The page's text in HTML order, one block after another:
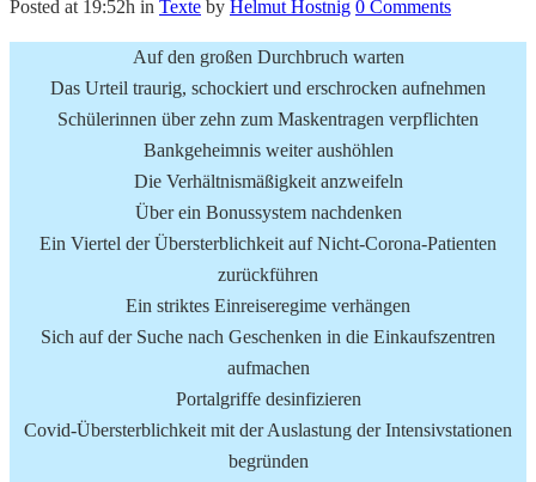
Posted at 19:52h in Texte by Helmut Hostnig 0 Comments
Auf den großen Durchbruch warten
Das Urteil traurig, schockiert und erschrocken aufnehmen
Schülerinnen über zehn zum Maskentragen verpflichten
Bankgeheimnis weiter aushöhlen
Die Verhältnismäßigkeit anzweifeln
Über ein Bonussystem nachdenken
Ein Viertel der Übersterblichkeit auf Nicht-Corona-Patienten
zurückführen
Ein striktes Einreiseregime verhängen
Sich auf der Suche nach Geschenken in die Einkaufszentren
aufmachen
Portalgriffe desinfizieren
Covid-Übersterblichkeit mit der Auslastung der Intensivstationen
begründen